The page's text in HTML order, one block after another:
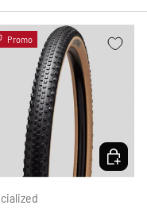
Promo
SCEGLI